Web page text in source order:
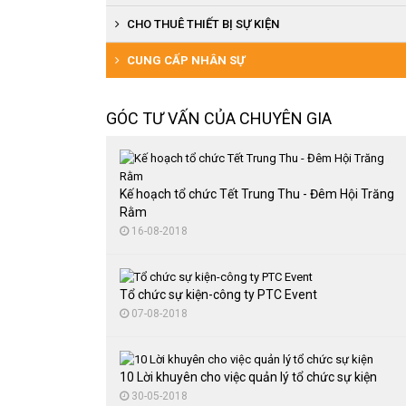
Tổ chức tiệc cuối năm
Tổ chức lễ đón bằng văn hóa
Tổ chức lễ đón bằng di tích
Tổ chức lễ hội văn hóa
Tổ chức trung thu
Tổ chức đại hội thể thao
Tổ chức tiệc cuối năm
Tổ chức lễ ra mắt sản phẩm
Tổ chức cuộc thi người đẹp, văn nghệ
Cung cấp quà tặng
CHO THUÊ THIẾT BỊ SỰ KIỆN
Cho thuê thiết bị âm thanh, ánh sáng
Cho thuê bàn ghế sự kiện
Thuê màn hình LED
CUNG CẤP NHÂN SỰ
GÓC TƯ VẤN CỦA CHUYÊN GIA
Kế hoạch tổ chức Tết Trung Thu - Đêm Hội Trăng
Rằm
16-08-2018
Tổ chức sự kiện-công ty PTC Event
07-08-2018
10 Lời khuyên cho việc quản lý tổ chức sự kiện
30-05-2018